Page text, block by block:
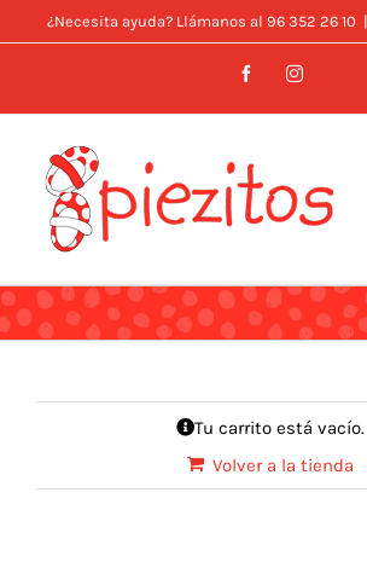
to
¿Necesita ayuda? Llámanos al 96 352 26 10 |
FacebookInstagram
Tu carrito está vacío.
Volver a la tienda